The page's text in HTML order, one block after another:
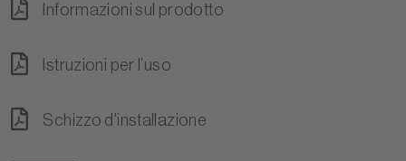
Informazioni sul prodotto
Istruzioni per l’uso
Schizzo d'installazione